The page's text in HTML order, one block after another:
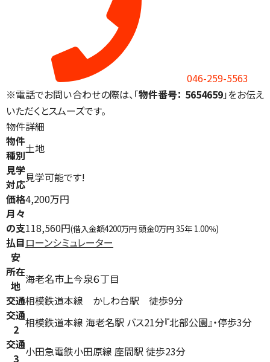
046-259-5563
※電話でお問い合わせの際は、「物件番号： 5654659」をお伝え
いただくとスムーズです。
物件詳細
物件
種別土地
見学
対応見学可能です!
価格4,200万円
月々
の支
払目
安
118,560円(借入金額4200万円 頭金0万円 35年 1.00％)
ローンシミュレーター
所在
地 海老名市上今泉６丁目
交通相模鉄道本線 かしわ台駅 徒歩9分
交通
2 相模鉄道本線 海老名駅 バス21分『北部公園』・停歩3分
交通
3 小田急電鉄小田原線 座間駅 徒歩23分